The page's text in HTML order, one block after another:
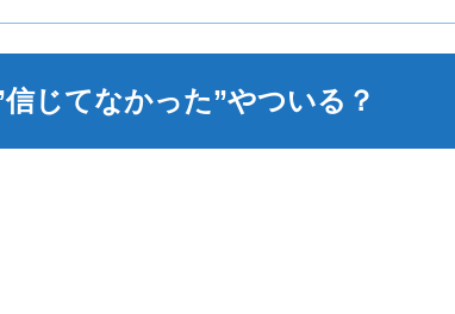
じてなかった”やついる？